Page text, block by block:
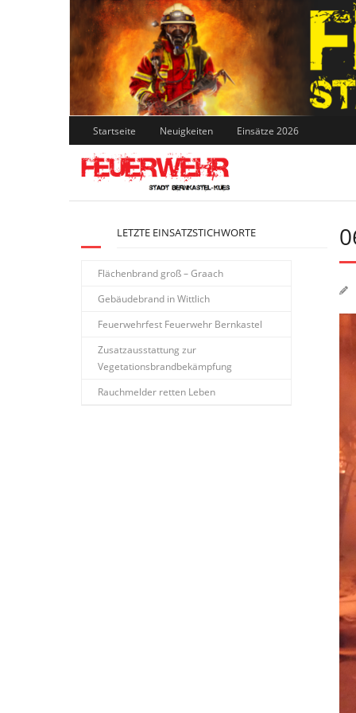
Skip
to
content
Startseite Neuigkeiten Einsätze 2026
LETZTE EINSATZSTICHWORTE
Flächenbrand groß – Graach
Gebäudebrand in Wittlich
Feuerwehrfest Feuerwehr Bernkastel
Zusatzausstattung zur
Vegetationsbrandbekämpfung
Rauchmelder retten Leben